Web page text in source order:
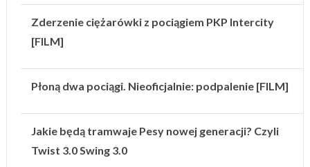
Zderzenie ciężarówki z pociągiem PKP Intercity
[FILM]
Płoną dwa pociągi. Nieoficjalnie: podpalenie [FILM]
Jakie będą tramwaje Pesy nowej generacji? Czyli
Twist 3.0 Swing 3.0